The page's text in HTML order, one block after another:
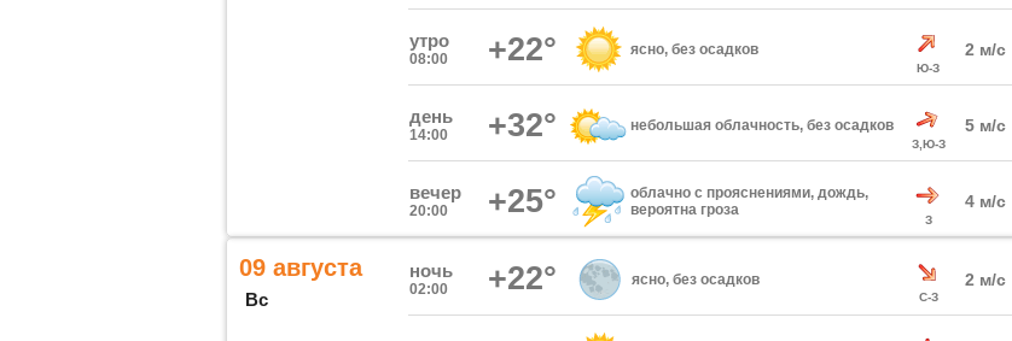
утро
08:00 +22° ясно, без осадков
Ю-З
2 м/с
день
14:00 +32° небольшая облачность, без осадков
З,Ю-З
5 м/с
вечер
20:00 +25°
облачно с прояснениями, дождь,
вероятна гроза
З
4 м/с
09 августа
Вс
ночь
02:00 +22° ясно, без осадков
С-З
2 м/с